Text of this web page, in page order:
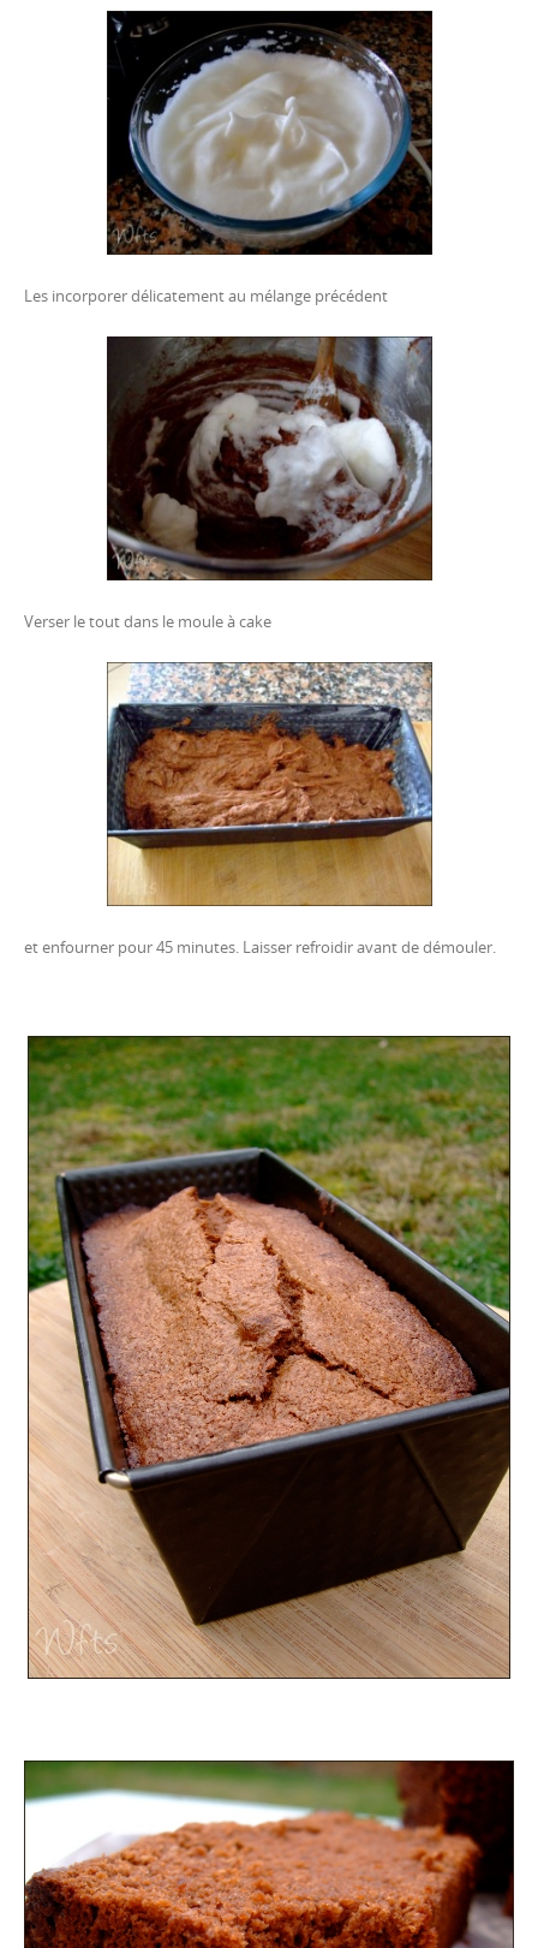
Les incorporer délicatement au mélange précédent
Verser le tout dans le moule à cake
et enfourner pour 45 minutes. Laisser refroidir avant de démouler.